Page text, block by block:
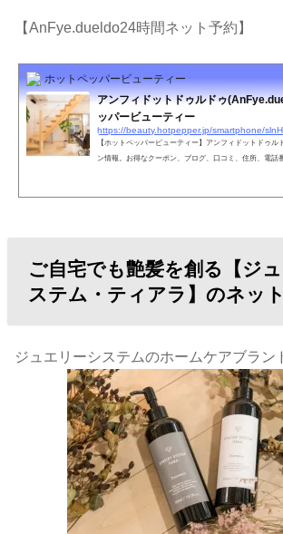
【AnFye.dueldo24時間ネット予約】
ホットペッパービューティー
アンフィドットドゥルドゥ
ッパービューティー
【ホットペッパービューティー】アンフィドットドゥル
ン情報。お得なクーポン、ブログ、口コミ、住所、電話
ご自宅でも艶髪を創る【ジ
ステム・ティアラ】のネッ
ジュエリーシステムのホームケアブラン